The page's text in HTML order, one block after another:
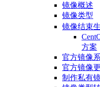
镜像概述
镜像类型
镜像结束
方案
官方镜像
官方镜像
制作私有